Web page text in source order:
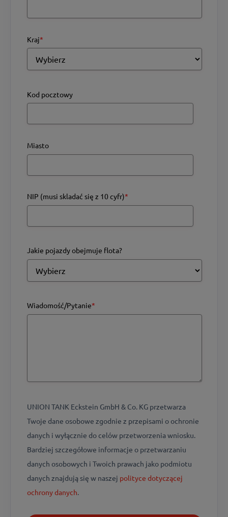
Kraj*
Kod pocztowy
Miasto
NIP (musi skladać się z 10 cyfr)*
Jakie pojazdy obejmuje flota?
Wiadomość/Pytanie*
UNION TANK Eckstein GmbH & Co. KG przetwarza
Twoje dane osobowe zgodnie z przepisami o ochronie
danych i wyłącznie do celów przetworzenia wniosku.
Bardziej szczegółowe informacje o przetwarzaniu
danych osobowych i Twoich prawach jako podmiotu
danych znajdują się w naszej polityce dotyczącej
ochrony danych.